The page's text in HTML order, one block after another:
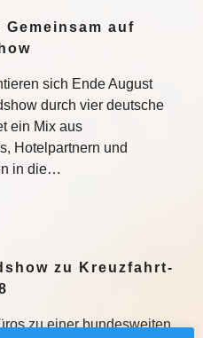
auf
sich Ende August
durch vier deutsche
ein Mix aus
Hotelpartnern und
in die…
zu Kreuzfahrt-
zu einer bundesweiten